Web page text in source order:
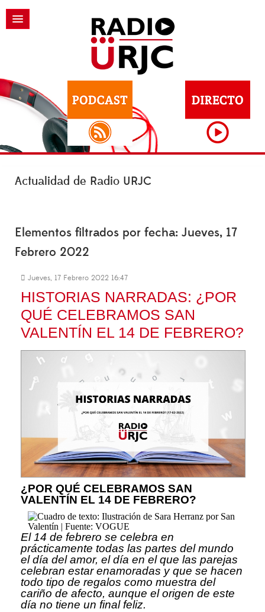
Actualidad de Radio URJC
Elementos filtrados por fecha: Jueves, 17
Febrero 2022
Jueves, 17 Febrero 2022 16:47
HISTORIAS NARRADAS: ¿POR
QUÉ CELEBRAMOS SAN
VALENTÍN EL 14 DE FEBRERO?
¿POR QUÉ CELEBRAMOS SAN
VALENTÍN EL 14 DE FEBRERO?
El 14 de febrero se celebra en
prácticamente todas las partes del mundo
el día del amor, el día en el que las parejas
celebran estar enamoradas y que se hacen
todo tipo de regalos como muestra del
cariño de afecto, aunque el origen de este
día no tiene un final feliz.